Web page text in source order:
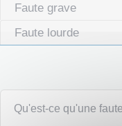
Faute grave
Faute lourde
Qu'est-ce qu'une